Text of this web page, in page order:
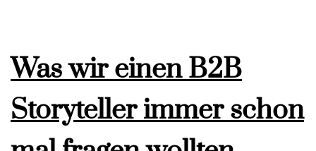
Was wir einen B2B
Storyteller immer schon